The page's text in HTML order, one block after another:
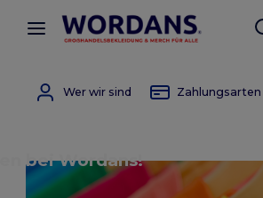
× Wordans App
Bessere Preise in der App!
Wer wir sind Zahlungsarten
bei Wordans!